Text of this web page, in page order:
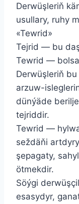
Derwüşleriň
usullary, ruhy
«Tewrid»
Tejrid — bu
Tewrid —
Derwüşleriň
arzuw-
dünýäde
tejriddir.
Tewrid —
seždäňi
şepagaty,
ötmekdir.
Söýgi
esasydyr,